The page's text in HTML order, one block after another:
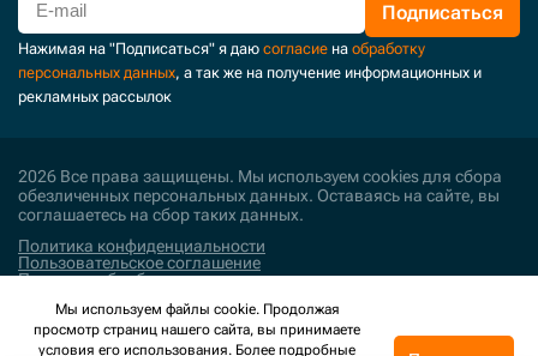
Подписаться
Нажимая на "Подписаться" я даю согласие на обработку
персональных данных, а так же на получение информационных и
рекламных рассылок
2026 Все права защищены. Мы используем cookies для сбора
обезличенных персональных данных. Оставаясь на сайте, вы
соглашаетесь на сбор таких данных.
Политика конфиденциальности
Пользовательское соглашение
Политика обработки персональных данных
Поддержка и развитие
Мы используем файлы cookie. Продолжая
просмотр страниц нашего сайта, вы принимаете
условия его использования. Более подробные